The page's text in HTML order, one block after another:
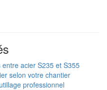
acier S235 et S355
selon votre chantier
professionnel